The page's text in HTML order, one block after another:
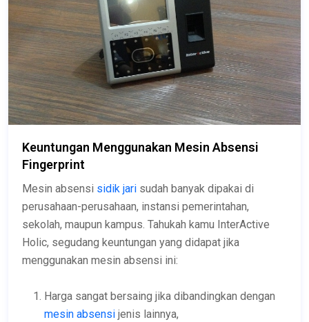
Keuntungan Menggunakan Mesin Absensi
Fingerprint
Mesin absensi sidik jari sudah banyak dipakai di
perusahaan-perusahaan, instansi pemerintahan,
sekolah, maupun kampus. Tahukah kamu InterActive
Holic, segudang keuntungan yang didapat jika
menggunakan mesin absensi ini:
Harga sangat bersaing jika dibandingkan dengan
mesin absensi jenis lainnya,